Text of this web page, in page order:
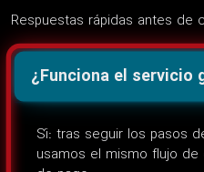
Respuestas rápidas antes de
¿Funciona el servicio
Sí: tras seguir los pasos
usamos el mismo flujo